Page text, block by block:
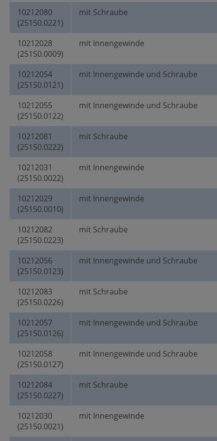
10212080
(25150.0221)
mit Schraube
10212028
(25150.0009)
mit Innengewinde
10212054
(25150.0121)
mit Innengewinde und Schraube
10212055
(25150.0122)
mit Innengewinde und Schraube
10212081
(25150.0222)
mit Schraube
10212031
(25150.0022)
mit Innengewinde
10212029
(25150.0010)
mit Innengewinde
10212082
(25150.0223)
mit Schraube
10212056
(25150.0123)
mit Innengewinde und Schraube
10212083
(25150.0226)
mit Schraube
10212057
(25150.0126)
mit Innengewinde und Schraube
10212058
(25150.0127)
mit Innengewinde und Schraube
10212084
(25150.0227)
mit Schraube
10212030
(25150.0021)
mit Innengewinde